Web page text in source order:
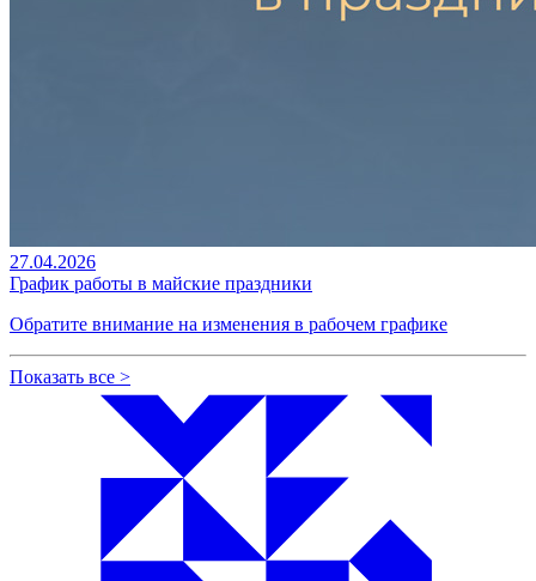
27.04.2026
График работы в майские праздники
Обратите внимание на изменения в рабочем графике
Показать все >